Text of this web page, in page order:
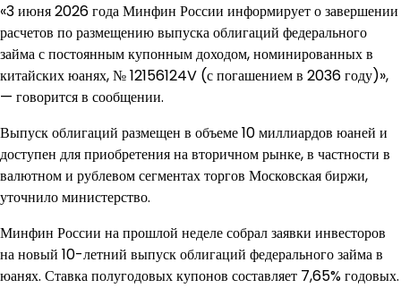
«3 июня 2026 года Минфин России информирует о завершении
расчетов по размещению выпуска облигаций федерального
займа с постоянным купонным доходом, номинированных в
китайских юанях, № 12156124V (с погашением в 2036 году)»,
— говорится в сообщении.
Выпуск облигаций размещен в объеме 10 миллиардов юаней и
доступен для приобретения на вторичном рынке, в частности в
валютном и рублевом сегментах торгов Московская биржи,
уточнило министерство.
Минфин России на прошлой неделе собрал заявки инвесторов
на новый 10-летний выпуск облигаций федерального займа в
юанях. Ставка полугодовых купонов составляет 7,65% годовых.